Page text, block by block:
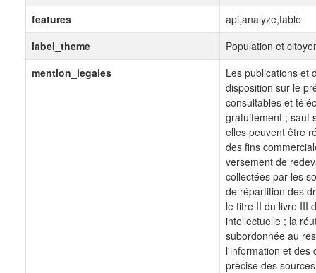
features
api,analyze,table
label_theme
Population et
mention_legales
Les publications et
disposition sur le
consultables et
gratuitement ; sauf
elles peuvent être
des fins
versement de
collectées par les
de répartition des
le titre II du livre III
intellectuelle ; la
subordonnée au
l'information et des
précise des